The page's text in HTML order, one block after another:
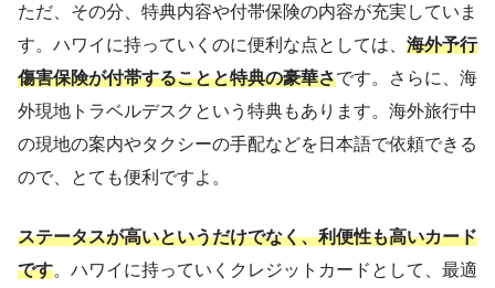
ETCカード 無料
家族カード 年会費5500円
付帯保険 海外旅行傷害保険など
海外キャッシング
ただ、その分、特典内容や付帯保険の内容が充実していま
す。ハワイに持っていくのに便利な点としては、 海外予行
傷害保険が付帯することと特典の豪華さです。さらに、海
外現地トラベルデスクという特典もあります。海外旅行中
の現地の案内やタクシーの手配などを日本語で依頼できる
ので、とても便利ですよ。
ステータスが高いというだけでなく、利便性も高いカード
です。ハワイに持っていくクレジットカードとして、最適